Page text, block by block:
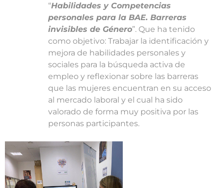
“Habilidades y Competencias
personales para la BAE. Barreras
invisibles de Género”. Que ha tenido
como objetivo: Trabajar la identificación y
mejora de habilidades personales y
sociales para la búsqueda activa de
empleo y reflexionar sobre las barreras
que las mujeres encuentran en su acceso
al mercado laboral y el cual ha sido
valorado de forma muy positiva por las
personas participantes.